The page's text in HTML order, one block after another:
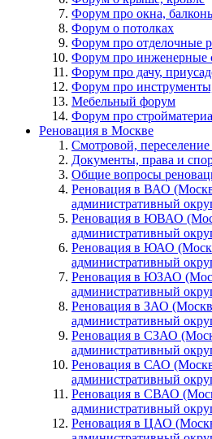
Форум про окна,
Форум о потолках
Форум про отделочные
Форум про инженерные
Форум про дачу,
Форум про
Мебельный форум
Форум про
Реновация в Москве
Смотровой,
Документы, права и
Общие вопросы
Реновация в ВАО
административный
Реновация в ЮВАО
административный
Реновация в ЮАО
административный
Реновация в ЮЗАО
административный
Реновация в ЗАО
административный
Реновация в СЗАО
административный
Реновация в САО
административный
Реновация в СВАО
административный
Реновация в ЦАО